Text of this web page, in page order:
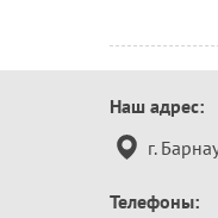
Наш адрес:
г.
Телефоны: